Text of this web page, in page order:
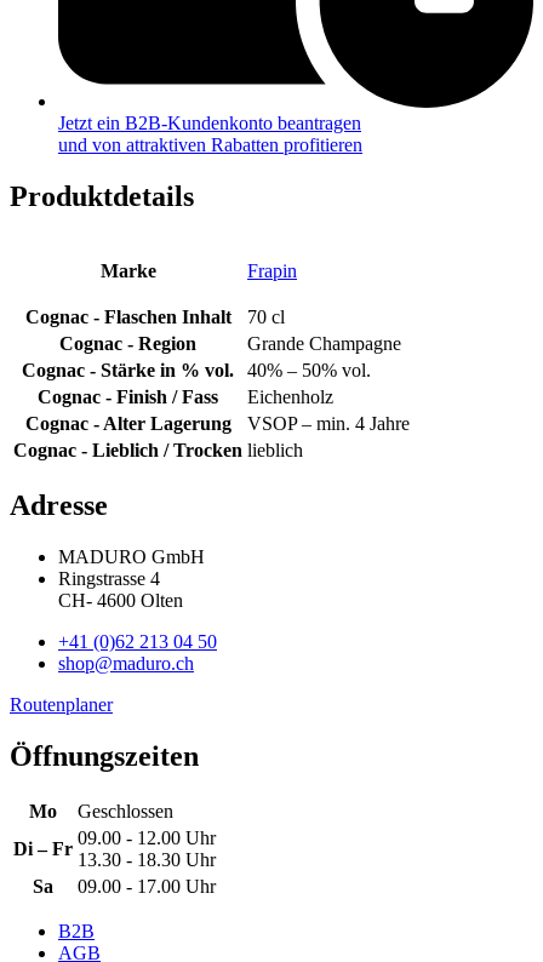
Jetzt ein B2B-Kundenkonto beantragen
und von attraktiven Rabatten profitieren
Produktdetails
Marke Frapin
Cognac - Flaschen Inhalt
70 cl
Cognac - Region
Grande Champagne
Cognac - Stärke in % vol.
40% – 50% vol.
Cognac - Finish / Fass
Eichenholz
Cognac - Alter Lagerung
VSOP – min. 4 Jahre
Cognac - Lieblich / Trocken lieblich
Adresse
MADURO GmbH
Ringstrasse 4
CH- 4600 Olten
+41 (0)62 213 04 50
shop@maduro.ch
Routenplaner
Öffnungszeiten
Mo
Geschlossen
Di – Fr
09.00 - 12.00 Uhr
13.30 - 18.30 Uhr
Sa
09.00 - 17.00 Uhr
B2B
AGB